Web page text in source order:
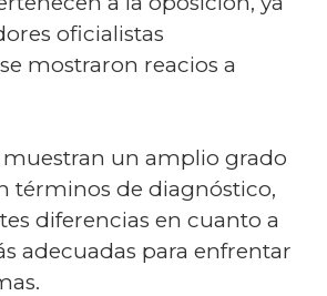
oficialistas
mostraron reacios a
muestran un amplio grado
términos de diagnóstico,
diferencias en cuanto a
adecuadas para enfrentar